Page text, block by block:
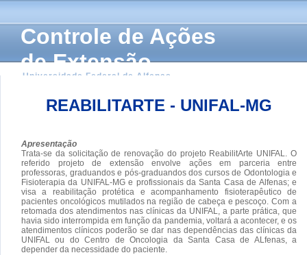
Controle de Ações
de Extensão
Universidade Federal de Alfenas
REABILITARTE - UNIFAL-MG
Apresentação
Trata-se da solicitação de renovação do projeto ReabilitArte UNIFAL. O
referido projeto de extensão envolve ações em parceria entre
professoras, graduandos e pós-graduandos dos cursos de Odontologia e
Fisioterapia da UNIFAL-MG e profissionais da Santa Casa de Alfenas; e
visa a reabilitação protética e acompanhamento fisioterapêutico de
pacientes oncológicos mutilados na região de cabeça e pescoço. Com a
retomada dos atendimentos nas clínicas da UNIFAL, a parte prática, que
havia sido interrompida em função da pandemia, voltará a acontecer, e os
atendimentos clínicos poderão se dar nas dependências das clínicas da
UNIFAL ou do Centro de Oncologia da Santa Casa de ALfenas, a
depender da necessidade do paciente.